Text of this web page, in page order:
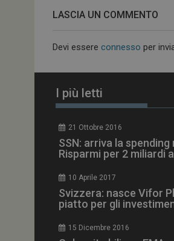
LASCIA UN COMMENTO
Devi essere connesso per
I più letti
21 Ottobre 2016
SSN: arriva la
Risparmi per 2 miliardi
10 Aprile 2017
Svizzera: nasce Vifor
piatto per gli
15 Dicembre 2016